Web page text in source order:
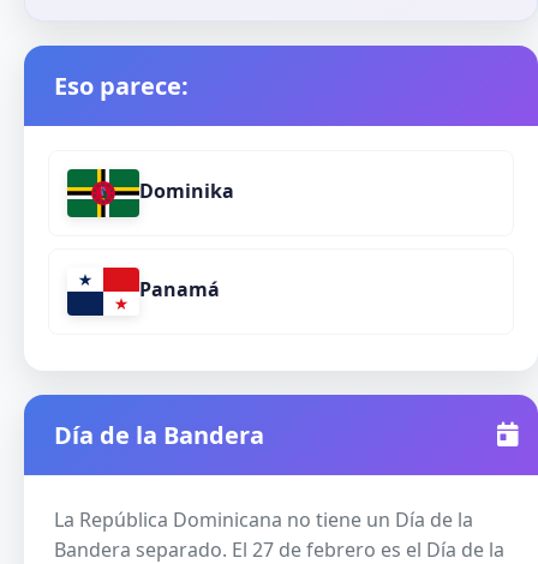
Eso parece:
Dominika
Panamá
Día de la Bandera
La República Dominicana no tiene un Día de la
Bandera separado. El 27 de febrero es el Día de la